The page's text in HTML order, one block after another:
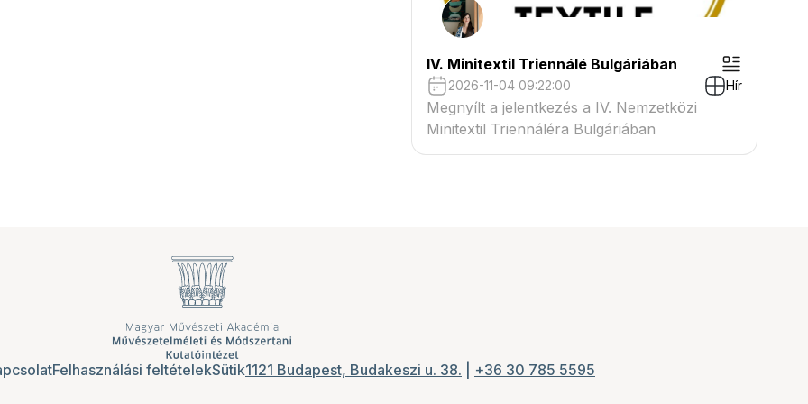
IV. Minitextil Triennálé Bulgáriában
2026-11-04 09:22:00 Hír
Megnyílt a jelentkezés a IV. Nemzetközi
Minitextil Triennáléra Bulgáriában
Felhasználási feltételekSütik1121 Budapest, Budakeszi u. 38. +36 30 785 5595